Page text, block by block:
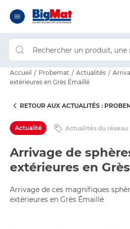
Accueil Probemat Actualités
extérieures en Grès Émaillé
RETOUR AUX ACTUALITÉS :
Actualité Actualités du réseau
Arrivage de
extérieures en
Arrivage de ces magnifiques
extérieures en Grès Émaillé